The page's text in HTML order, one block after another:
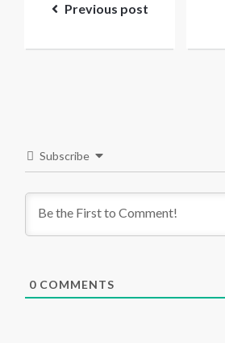
navigation
Previous post
Subscribe
0 COMMENTS